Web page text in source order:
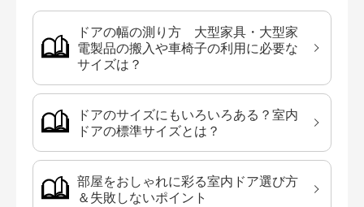
ドアの幅の測り方 大型家具・大型家
電製品の搬入や車椅子の利用に必要な
サイズは？
ドアのサイズにもいろいろある？室内
ドアの標準サイズとは？
部屋をおしゃれに彩る室内ドア選び方
＆失敗しないポイント